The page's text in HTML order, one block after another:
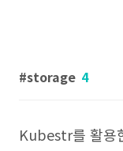
storage 4